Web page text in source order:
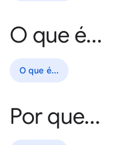
O que é...
O que é...
Por que...